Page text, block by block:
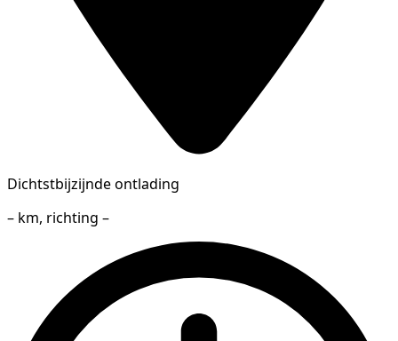
Dichtstbijzijnde ontlading
– km, richting –